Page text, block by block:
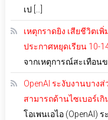
เป […]
เหตุกราดยิง เสียชีวิตเ
ประกาศหยุดเรียน 10-
จากเหตุการณ์สะเทือนข
OpenAI ระงับงานบาง
สามารถด้านไซเบอร์เ
โอเพนเอไอ (OpenAI)